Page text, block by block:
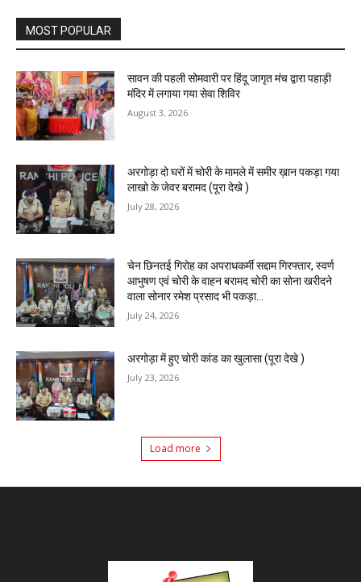
MOST POPULAR
सावन की पहली सोमवारी पर हिंदू जागृत मंच द्वारा पहाड़ी
मंदिर में लगाया गया सेवा शिविर
August 3, 2026
अरगोड़ा दो घरों में चोरी के मामले में समीर ख़ान पकड़ा गया
लाखो के जेवर बरामद (पूरा देखे )
July 28, 2026
चेन छिनतई गिरोह का अपराधकर्मी सद्दाम गिरफ्तार, स्वर्ण
आभुषण एवं चोरी के वाहन बरामद चोरी का सोना खरीदने
वाला सोनार रमेश प्रसाद भी पकड़ा...
July 24, 2026
अरगोड़ा में हुए चोरी कांड का खुलासा (पूरा देखे )
July 23, 2026
Load more